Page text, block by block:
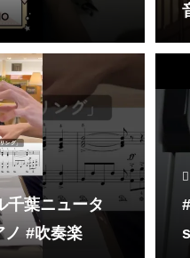
千葉ニュータ
ノ #吹奏楽